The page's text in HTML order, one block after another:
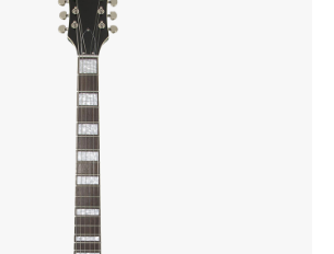
213-51-93